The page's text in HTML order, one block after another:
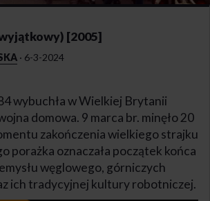
[2005]
· 6-3-2024
wybuchła w Wielkiej Brytanii
domowa. 9 marca br. minęło 20
zakończenia wielkiego strajku
porażka oznaczała początek końca
węglowego, górniczych
ich tradycyjnej kultury robotniczej.